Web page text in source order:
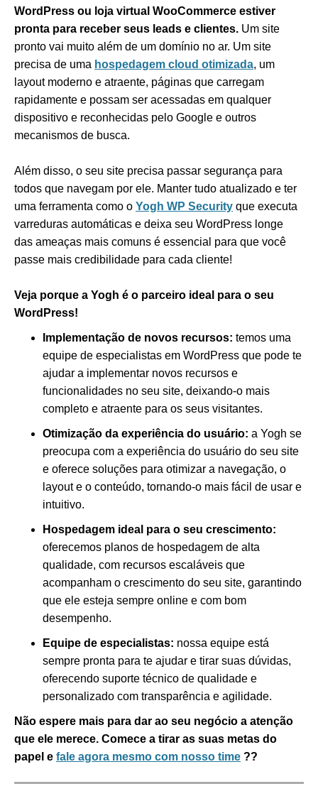
WordPress ou loja virtual WooCommerce estiver
pronta para receber seus leads e clientes. Um site
pronto vai muito além de um domínio no ar. Um site
precisa de uma hospedagem cloud otimizada, um
layout moderno e atraente, páginas que carregam
rapidamente e possam ser acessadas em qualquer
dispositivo e reconhecidas pelo Google e outros
mecanismos de busca.
Além disso, o seu site precisa passar segurança para
todos que navegam por ele. Manter tudo atualizado e ter
uma ferramenta como o Yogh WP Security que executa
varreduras automáticas e deixa seu WordPress longe
das ameaças mais comuns é essencial para que você
passe mais credibilidade para cada cliente!
Veja porque a Yogh é o parceiro ideal para o seu
WordPress!
Implementação de novos recursos: temos uma
equipe de especialistas em WordPress que pode te
ajudar a implementar novos recursos e
funcionalidades no seu site, deixando-o mais
completo e atraente para os seus visitantes.
Otimização da experiência do usuário: a Yogh se
preocupa com a experiência do usuário do seu site
e oferece soluções para otimizar a navegação, o
layout e o conteúdo, tornando-o mais fácil de usar e
intuitivo.
Hospedagem ideal para o seu crescimento:
oferecemos planos de hospedagem de alta
qualidade, com recursos escaláveis que
acompanham o crescimento do seu site, garantindo
que ele esteja sempre online e com bom
desempenho.
Equipe de especialistas: nossa equipe está
sempre pronta para te ajudar e tirar suas dúvidas,
oferecendo suporte técnico de qualidade e
personalizado com transparência e agilidade.
Não espere mais para dar ao seu negócio a atenção
que ele merece. Comece a tirar as suas metas do
papel e fale agora mesmo com nosso time ??